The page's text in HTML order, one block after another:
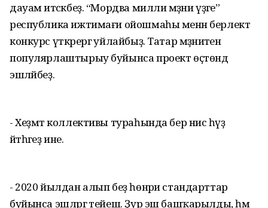
дауам итәсәкбеҙ. “Мордва милли мәҙәни үҙәге”
республика ижтимағи ойошмаһы менән берлектә
конкурс үткәрергә уйлайбыҙ. Татар мәҙәниәтен
популярлаштырыу буйынса проект өҫтөндә
эшләйбеҙ.
- Хеҙмәт коллективы тураһында бер нисә һүҙ
әйтһәгеҙ ине.
- 2020 йылдан алып беҙ һөнәри стандарттар
буйынса эшләргә тейеш. Ҙур эш башҡарылды, һәм